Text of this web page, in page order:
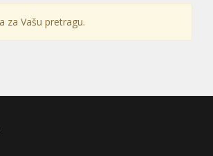
za Vašu pretragu.